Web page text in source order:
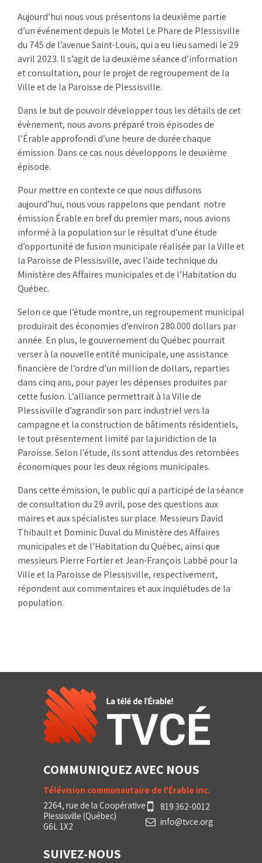
Aujourd’hui nous vous présentons la deuxième partie
d’un événement depuis le Motel Le Phare de Plessisville
du 745 de l’avenue Saint-Louis, qui a eu lieu samedi le 29
avril 2023. Il s’agit de la deuxième séance d’information
et consultation, pour le projet de regroupement de la
Ville et de la Paroisse de Plessisville.
Dans le but de pouvoir développer tous les détails de cet
évènement, nous avons préparé trois épisodes de
l’Érable approfondi d’une heure de durée chaque
émission. Dans ce cas nous développons le deuxième
épisode.
Pour mettre en contexte ce que nous diffusons
aujourd’hui, nous vous rappelons que pendant notre
émission Érable en bref du premier mars, nous avions
informé à la population sur le résultat d’une étude
d’opportunité de fusion municipale réalisée par la Ville et
la Paroisse de Plessisville, avec l’aide technique du
Ministère des Affaires municipales et de l’Habitation du
Québec.
Selon ce que l’étude montre, un regroupement municipal
produirait des économies d’environ 280.000 dollars par
année. En plus, le gouvernement du Québec pourrait
verser à la nouvelle entité municipale, une assistance
financière de l’ordre d’un million de dollars, reparties
dans cinq ans, pour payer les dépenses produites par
cette fusion. L’alliance permettrait à la Ville de
Plessisville d’agrandir son parc industriel vers la
campagne et la construction de bâtiments résidentiels,
le tout présentement limité par la juridiction de la
Paroisse. Selon l’étude, ils sont attendus des retombées
économiques pour les deux régions municipales.
Dans cette émission, le public qui a participé de la séance
de consultation du 29 avril, pose des questions aux
maires et aux spécialistes sur place. Messieurs David
Thibault et Dominic Duval du Ministère des Affaires
municipales et de l’Habitation du Québec, ainsi que
messieurs Pierre Fortier et Jean-François Labbé pour la
Ville et la Paroisse de Plessisville, respectivement,
répondent aux commentaires et aux inquiétudes de la
population.
COMMUNIQUEZ AVEC NOUS
Télévision communautaire de l'Érable inc.
2264, rue de la Coopérative
Plessisville (Québec)
G6L 1X2
819 362-0012
info@tvce.org
SUIVEZ-NOUS